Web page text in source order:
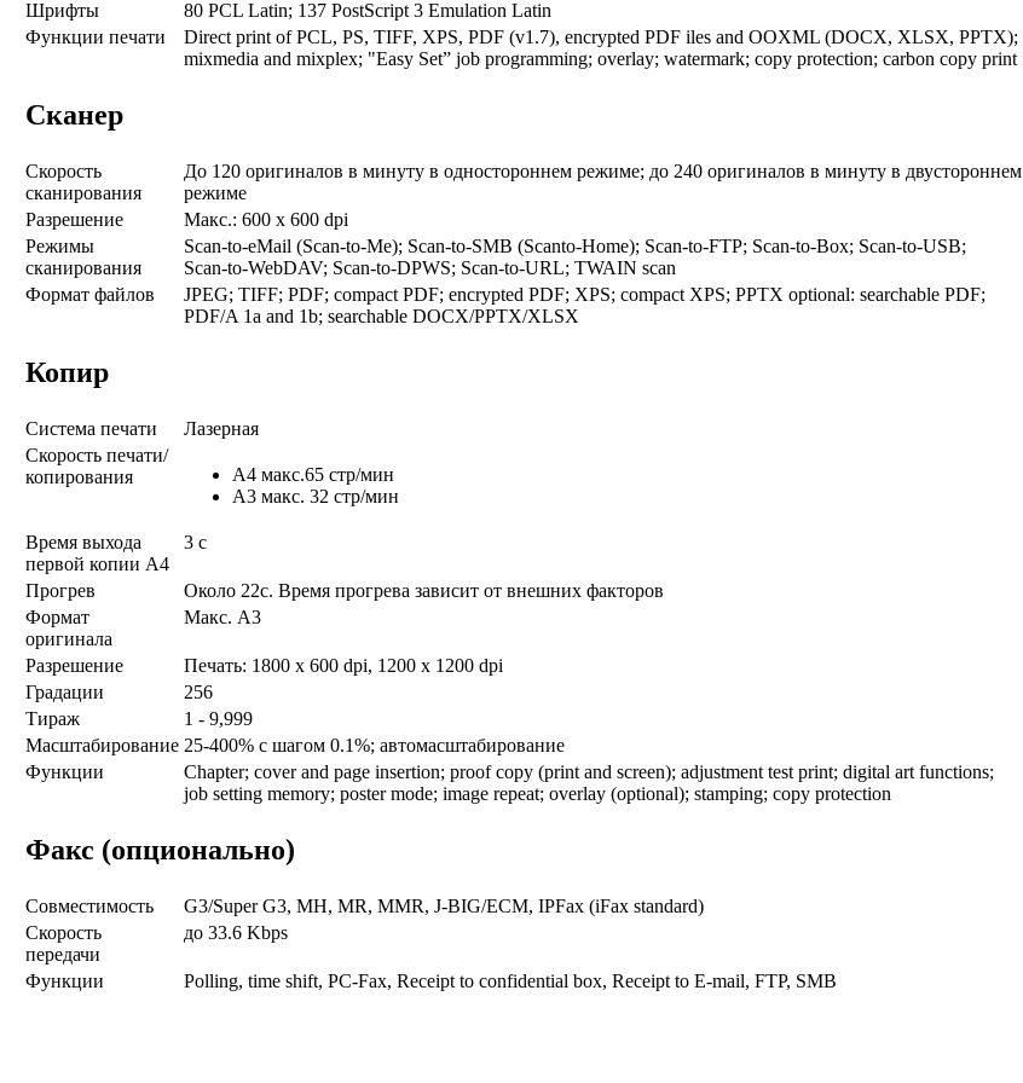
Шрифты
80 PCL Latin; 137 PostScript 3 Emulation Latin
Функции печати
Direct print of PCL, PS, TIFF, XPS, PDF (v1.7), encrypted PDF iles and OOXML (DOCX, XLSX, PPTX);
mixmedia and mixplex; "Easy Set” job programming; overlay; watermark; copy protection; carbon copy print
Сканер
Скорость
сканирования
До 120 оригиналов в минуту в одностороннем режиме; до 240 оригиналов в минуту в двустороннем
режиме
Разрешение
Макс.: 600 x 600 dpi
Режимы
сканирования
Scan-to-eMail (Scan-to-Me); Scan-to-SMB (Scanto-Home); Scan-to-FTP; Scan-to-Box; Scan-to-USB;
Scan-to-WebDAV; Scan-to-DPWS; Scan-to-URL; TWAIN scan
Формат файлов
JPEG; TIFF; PDF; compact PDF; encrypted PDF; XPS; compact XPS; PPTX optional: searchable PDF;
PDF/A 1a and 1b; searchable DOCX/PPTX/XLSX
Копир
Система печати
Лазерная
Скорость печати/
копирования
A4 макс.65 стр/мин
A3 макс. 32 стр/мин
Время выхода
первой копии А4
3 с
Прогрев
Около 22с. Время прогрева зависит от внешних факторов
Формат
оригинала
Макс. A3
Разрешение
Печать: 1800 x 600 dpi, 1200 х 1200 dpi
Градации
256
Тираж
1 - 9,999
Масштабирование 25-400% с шагом 0.1%; автомасштабирование
Функции
Chapter; cover and page insertion; proof copy (print and screen); adjustment test print; digital art functions;
job setting memory; poster mode; image repeat; overlay (optional); stamping; copy protection
Факс (опционально)
Совместимость
G3/Super G3, MH, MR, MMR, J-BIG/ECM, IPFax (iFax standard)
Скорость
передачи
до 33.6 Kbps
Функции Polling, time shift, PC-Fax, Receipt to confidential box, Receipt to E-mail, FTP, SMB